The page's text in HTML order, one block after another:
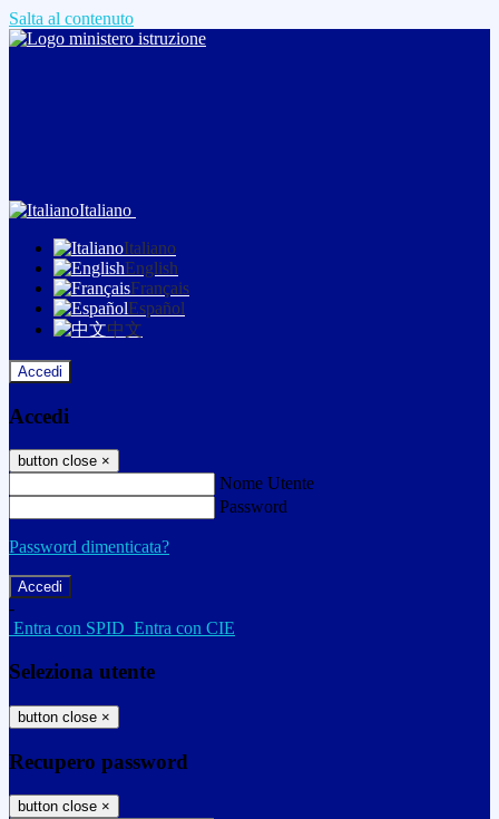
Salta al contenuto
Italiano
Italiano
English
Français
Español
中文
Accedi
Accedi
button close ×
Nome Utente
Password
Password dimenticata?
-
Entra con SPID Entra con CIE
Seleziona utente
button close ×
Recupero password
button close ×